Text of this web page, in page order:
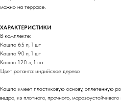
можно на террасе.
ХАРАКТЕРИСТИКИ
В комплекте:
Кашпо 65 л, 1 шт
Кашпо 90 л, 1 шт
Кашпо 120 л, 1 шт
Цвет ротанга: индийское дерево
Кашпо имеет пластиковую основу, оплетенную
ведро, из плотного, прочного,